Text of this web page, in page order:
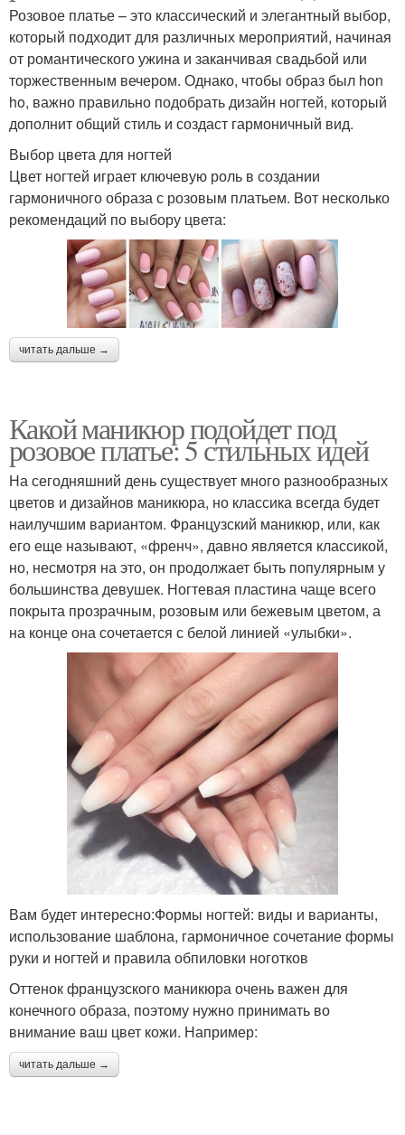
Розовое платье – это классический и элегантный выбор,
который подходит для различных мероприятий, начиная
от романтического ужина и заканчивая свадьбой или
торжественным вечером. Однако, чтобы образ был hon
ho, важно правильно подобрать дизайн ногтей, который
дополнит общий стиль и создаст гармоничный вид.
Выбор цвета для ногтей
Цвет ногтей играет ключевую роль в создании
гармоничного образа с розовым платьем. Вот несколько
рекомендаций по выбору цвета:
читать дальше →
Какой маникюр подойдет под
розовое платье: 5 стильных идей
На сегодняшний день существует много разнообразных
цветов и дизайнов маникюра, но классика всегда будет
наилучшим вариантом. Французский маникюр, или, как
его еще называют, «френч», давно является классикой,
но, несмотря на это, он продолжает быть популярным у
большинства девушек. Ногтевая пластина чаще всего
покрыта прозрачным, розовым или бежевым цветом, а
на конце она сочетается с белой линией «улыбки».
Вам будет интересно:Формы ногтей: виды и варианты,
использование шаблона, гармоничное сочетание формы
руки и ногтей и правила обпиловки ноготков
Оттенок французского маникюра очень важен для
конечного образа, поэтому нужно принимать во
внимание ваш цвет кожи. Например:
читать дальше →